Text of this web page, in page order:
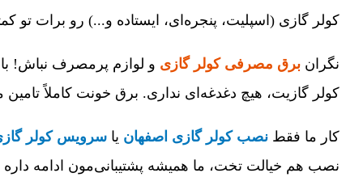
کولر گازی (اسپلیت، پنجره‌ای، ایستاده و...) رو برات
نگران برق مصرفی کولر گازی و لوازم پرمصرف نباش! با
کولر گازیت، هیچ دغدغه‌ای نداری. برق خونت کاملاً تامین
کار ما فقط نصب کولر گازی اصفهان یا سرویس کولر
نصب هم خیالت تخت، ما همیشه پشتیبانی‌مون ادامه داره